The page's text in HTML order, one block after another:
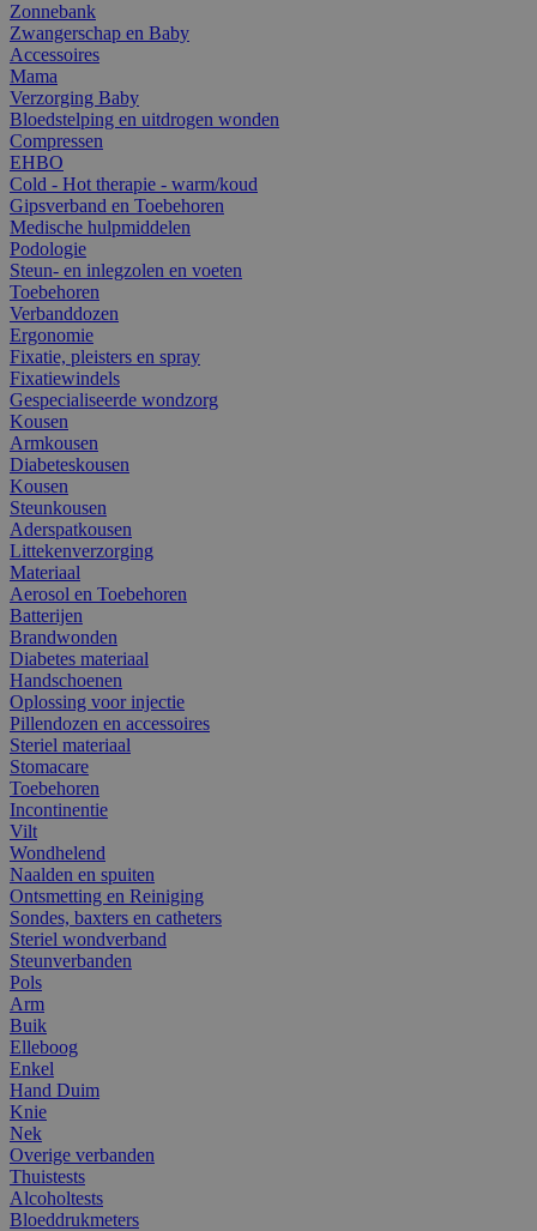
Zonnebank
Zwangerschap en Baby
Accessoires
Mama
Verzorging Baby
Bloedstelping en uitdrogen wonden
Compressen
EHBO
Cold - Hot therapie - warm/koud
Gipsverband en Toebehoren
Medische hulpmiddelen
Podologie
Steun- en inlegzolen en voeten
Toebehoren
Verbanddozen
Ergonomie
Fixatie, pleisters en spray
Fixatiewindels
Gespecialiseerde wondzorg
Kousen
Armkousen
Diabeteskousen
Kousen
Steunkousen
Aderspatkousen
Littekenverzorging
Materiaal
Aerosol en Toebehoren
Batterijen
Brandwonden
Diabetes materiaal
Handschoenen
Oplossing voor injectie
Pillendozen en accessoires
Steriel materiaal
Stomacare
Toebehoren
Incontinentie
Vilt
Wondhelend
Naalden en spuiten
Ontsmetting en Reiniging
Sondes, baxters en catheters
Steriel wondverband
Steunverbanden
Pols
Arm
Buik
Elleboog
Enkel
Hand Duim
Knie
Nek
Overige verbanden
Thuistests
Alcoholtests
Bloeddrukmeters